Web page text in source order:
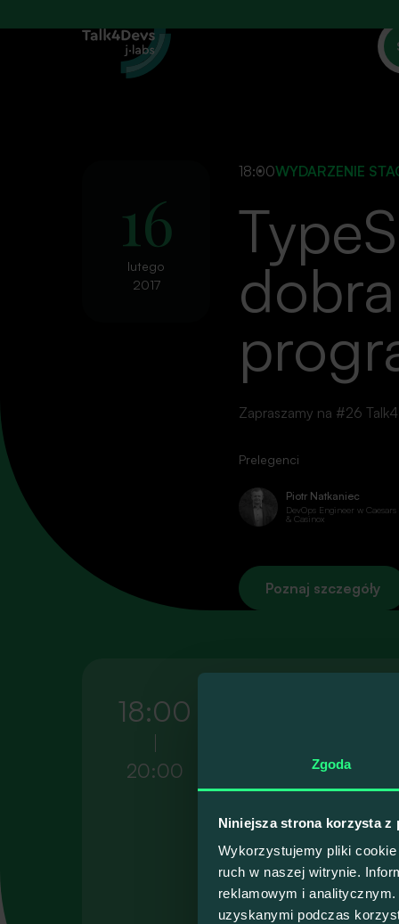
Zgoda
Niniejsza strona korzysta z
Wykorzystujemy pliki
ruch w naszej witrynie.
reklamowym i
uzyskanymi podczas
16
lutego
2017
18:00WYDARZENIE
Zapraszamy na #26
Prelegenci
Piotr Natkaniec
DevOps Engineer w Caesars
& Casinox
Poznaj szczegóły
Prelekcje,
18:00
20:00
W trakcie wykładu zostanie
wersja biblioteki Google,
poprzednikiem AngularJS.
używać bezpośrednio
też o klasach, interfejsach,
Javy.
Prelegent